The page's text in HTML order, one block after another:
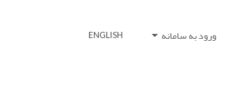
ورود به سامانه ENGLISH